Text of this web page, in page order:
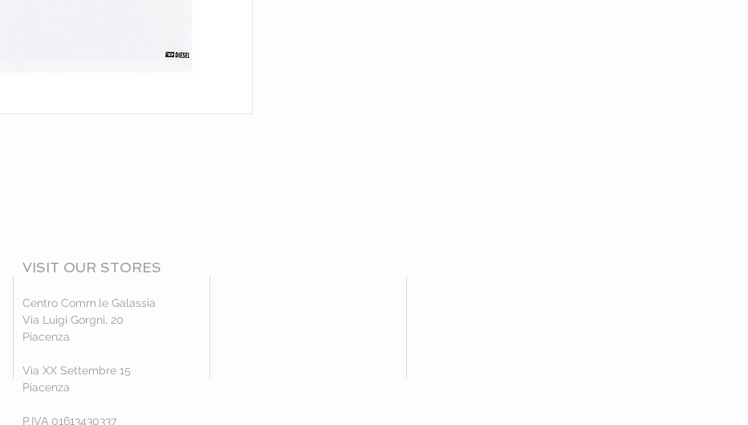
VISIT OUR STORES
Centro Comm.le Galassia
Via Luigi Gorgni, 20
Piacenza
Via XX Settembre 15
Piacenza
P.IVA 01613430337